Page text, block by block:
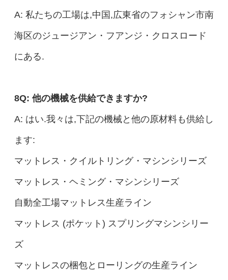
A: 私たちの工場は,中国,広東省のフォシャン市南
海区のジュージアン・フアンジ・クロスロード
にある.
8Q: 他の機械を供給できますか?
A: はい.我々は,下記の機械と他の原材料も供給し
ます:
マットレス・クイルトリング・マシンシリーズ
マットレス・ヘミング・マシンシリーズ
自動全工場マットレス生産ライン
マットレス (ポケット) スプリングマシンシリー
ズ
マットレスの梱包とローリングの生産ライン